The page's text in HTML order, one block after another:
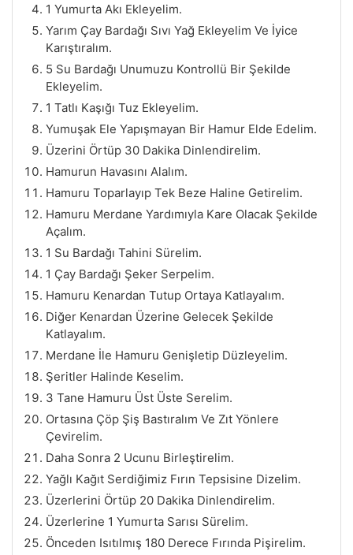
1 Yumurta Akı Ekleyelim.
Yarım Çay Bardağı Sıvı Yağ Ekleyelim Ve İyice
Karıştıralım.
5 Su Bardağı Unumuzu Kontrollü Bir Şekilde
Ekleyelim.
1 Tatlı Kaşığı Tuz Ekleyelim.
Yumuşak Ele Yapışmayan Bir Hamur Elde Edelim.
Üzerini Örtüp 30 Dakika Dinlendirelim.
Hamurun Havasını Alalım.
Hamuru Toparlayıp Tek Beze Haline Getirelim.
Hamuru Merdane Yardımıyla Kare Olacak Şekilde
Açalım.
1 Su Bardağı Tahini Sürelim.
1 Çay Bardağı Şeker Serpelim.
Hamuru Kenardan Tutup Ortaya Katlayalım.
Diğer Kenardan Üzerine Gelecek Şekilde
Katlayalım.
Merdane İle Hamuru Genişletip Düzleyelim.
Şeritler Halinde Keselim.
3 Tane Hamuru Üst Üste Serelim.
Ortasına Çöp Şiş Bastıralım Ve Zıt Yönlere
Çevirelim.
Daha Sonra 2 Ucunu Birleştirelim.
Yağlı Kağıt Serdiğimiz Fırın Tepsisine Dizelim.
Üzerlerini Örtüp 20 Dakika Dinlendirelim.
Üzerlerine 1 Yumurta Sarısı Sürelim.
Önceden Isıtılmış 180 Derece Fırında Pişirelim.